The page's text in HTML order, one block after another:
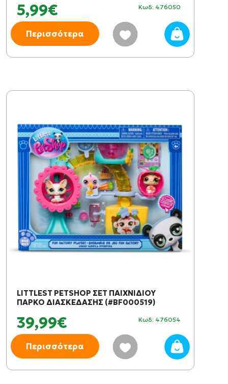
5,99€ Κωδ: 476050
Περισσότερα
LITTLEST PETSHOP ΣΕΤ ΠΑΙΧΝΙΔΙΟΥ
ΠΑΡΚΟ ΔΙΑΣΚΕΔΑΣΗΣ (#BF000519)
39,99€ Κωδ: 476054
Περισσότερα